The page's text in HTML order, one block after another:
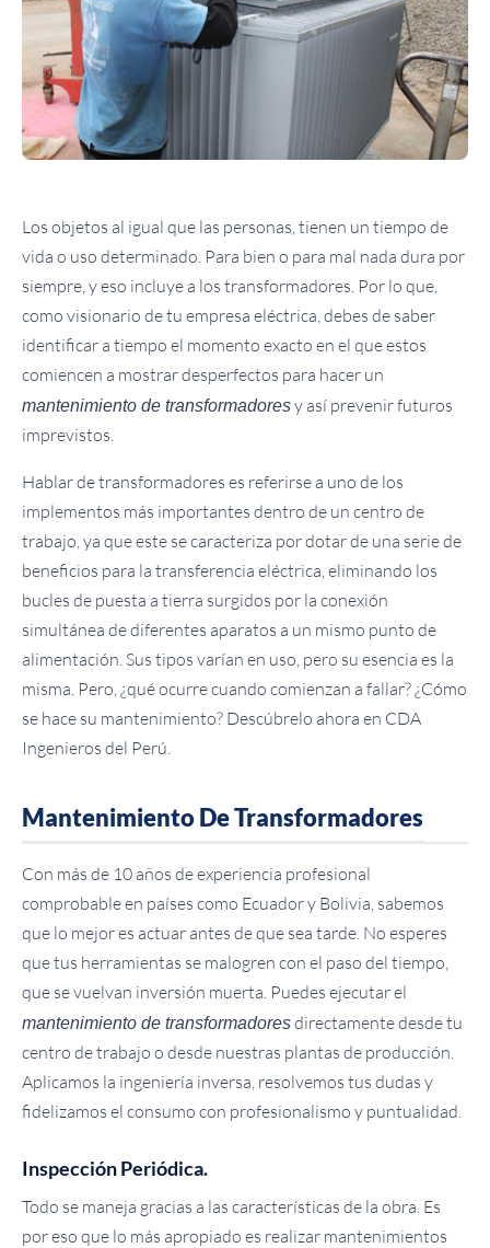
Los objetos al igual que las personas, tienen un tiempo de
vida o uso determinado. Para bien o para mal nada dura por
siempre, y eso incluye a los transformadores. Por lo que,
como visionario de tu empresa eléctrica, debes de saber
identificar a tiempo el momento exacto en el que estos
comiencen a mostrar desperfectos para hacer un
mantenimiento de transformadoresy así prevenir futuros
imprevistos.
Hablar de transformadores es referirse a uno de los
implementos más importantes dentro de un centro de
trabajo, ya que este se caracteriza por dotar de una serie de
beneficios para la transferencia eléctrica, eliminando los
bucles de puesta a tierra surgidos por la conexión
simultánea de diferentes aparatos a un mismo punto de
alimentación. Sus tipos varían en uso, pero su esencia es la
misma. Pero, ¿qué ocurre cuando comienzan a fallar? ¿Cómo
se hace su mantenimiento? Descúbrelo ahora en CDA
Ingenieros del Perú.
Mantenimiento De Transformadores
Con más de 10 años de experiencia profesional
comprobable en países como Ecuador y Bolivia, sabemos
que lo mejor es actuar antes de que sea tarde. No esperes
que tus herramientas se malogren con el paso del tiempo,
que se vuelvan inversión muerta. Puedes ejecutar el
mantenimiento de transformadoresdirectamente desde tu
centro de trabajo o desde nuestras plantas de producción.
Aplicamos la ingeniería inversa, resolvemos tus dudas y
fidelizamos el consumo con profesionalismo y puntualidad.
Inspección Periódica.
Todo se maneja gracias a las características de la obra. Es
por eso que lo más apropiado es realizar mantenimientos